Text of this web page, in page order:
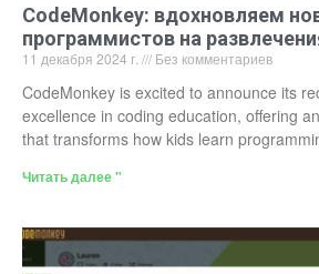
CodeMonkey: вдохновляем
программистов на
11 декабря 2024 г. Без комментариев
CodeMonkey is excited to announce its
excellence in coding education, offering
that transforms how kids learn
Читать далее "